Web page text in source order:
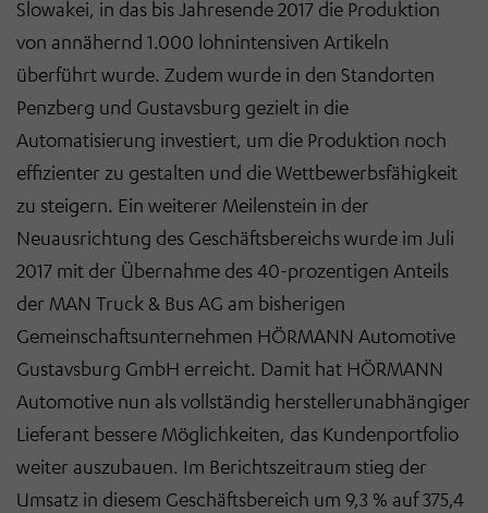
Slowakei, in das bis Jahresende 2017 die Produktion
von annähernd 1.000 lohnintensiven Artikeln
überführt wurde. Zudem wurde in den Standorten
Penzberg und Gustavsburg gezielt in die
Automatisierung investiert, um die Produktion noch
effizienter zu gestalten und die Wettbewerbsfähigkeit
zu steigern. Ein weiterer Meilenstein in der
Neuausrichtung des Geschäftsbereichs wurde im Juli
2017 mit der Übernahme des 40-prozentigen Anteils
der MAN Truck & Bus AG am bisherigen
Gemeinschaftsunternehmen HÖRMANN Automotive
Gustavsburg GmbH erreicht. Damit hat HÖRMANN
Automotive nun als vollständig herstellerunabhängiger
Lieferant bessere Möglichkeiten, das Kundenportfolio
weiter auszubauen. Im Berichtszeitraum stieg der
Umsatz in diesem Geschäftsbereich um 9,3 % auf 375,4